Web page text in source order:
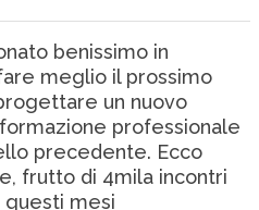
benissimo in
meglio il prossimo
un nuovo
professionale
precedente. Ecco
frutto di 4mila incontri
questi mesi